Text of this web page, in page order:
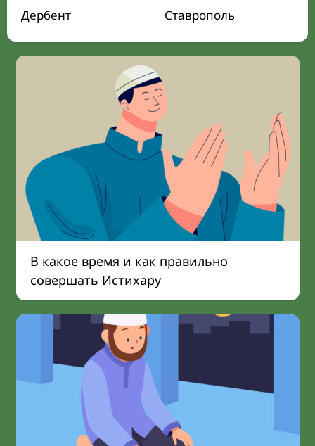
Дербент
Ставрополь
В какое время и как правильно
совершать Истихару